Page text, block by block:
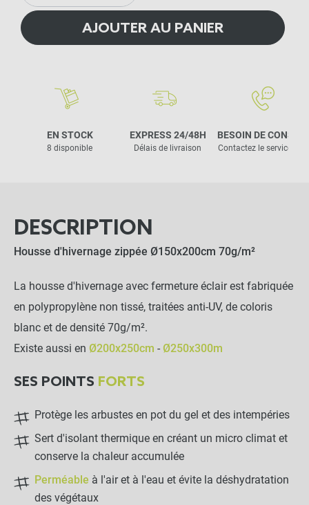
AJOUTER AU PANIER
EN STOCK
8 disponible
EXPRESS 24/48H
Délais de livraison
BESOIN DE CONSEIL
Contactez le service
DESCRIPTION
Housse d'hivernage zippée Ø150x200cm 70g/m²
La housse d'hivernage avec fermeture éclair est fabriquée
en polypropylène non tissé, traitées anti-UV, de coloris
blanc et de densité 70g/m².
Existe aussi en Ø200x250cm - Ø250x300m
SES POINTS FORTS
Protège les arbustes en pot du gel et des intempéries
Sert d'isolant thermique en créant un micro climat et
conserve la chaleur accumulée
Perméable à l'air et à l'eau et évite la déshydratation
des végétaux